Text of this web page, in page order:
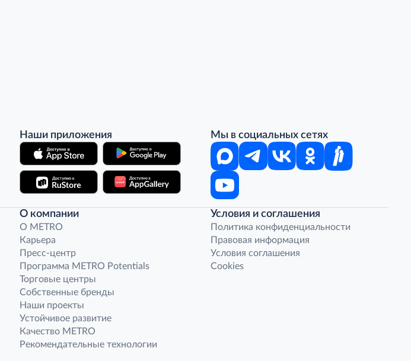
Наши приложения Мы в социальных сетях
О компании
O METRO
Карьера
Пресс-центр
Программа METRO Potentials
Торговые центры
Собственные бренды
Наши проекты
Устойчивое развитие
Качество METRO
Рекомендательные технологии
Условия и соглашения
Политика конфиденциальности
Правовая информация
Условия соглашения
Cookies